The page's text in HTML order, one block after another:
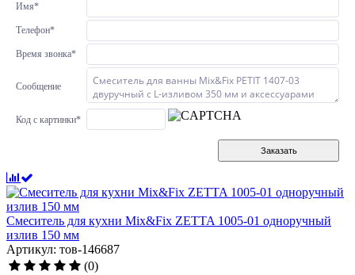
Имя*
Телефон*
Время звонка*
Сообщение
Код с картинки*
Заказать
Смеситель для кухни Mix&Fix ZETTA 1005-01 одноручный
излив 150 мм
Артикул: тов-146687
(0)